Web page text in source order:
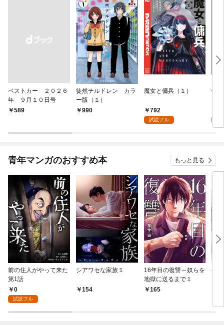
ベストカー ２０２６
年 ９月１０日号
￥589
徒然チルドレン カラ
ー版（１）
990
魔女と傭兵（１）
792
試読フル
信
ガ
９
『
（
青年マンガのおすすめ本 もっと見る
前の住人がやって来た
第1話
0
試読フル
シアワセな家族１
154
16年目の復讐～奴らを
地獄に送るまで１
165
ベ